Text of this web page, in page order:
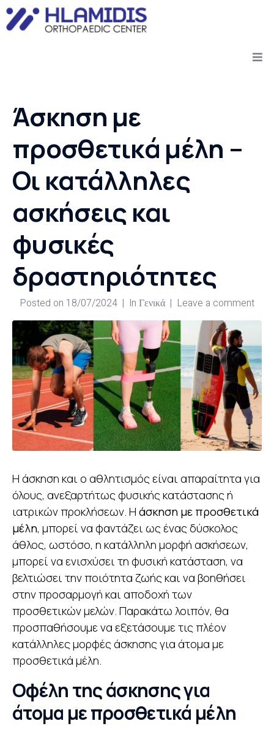
Άσκηση με
προσθετικά μέλη –
Οι κατάλληλες
ασκήσεις και
φυσικές
δραστηριότητες
Posted on 18/07/2024 In Γενικά Leave a comment
Η άσκηση και ο αθλητισμός είναι απαραίτητα για
όλους, ανεξαρτήτως φυσικής κατάστασης ή
ιατρικών προκλήσεων. Η άσκηση με προσθετικά
μέλη, μπορεί να φαντάζει ως ένας δύσκολος
άθλος, ωστόσο, η κατάλληλη μορφή ασκήσεων,
μπορεί να ενισχύσει τη φυσική κατάσταση, να
βελτιώσει την ποιότητα ζωής και να βοηθήσει
στην προσαρμογή και αποδοχή των
προσθετικών μελών. Παρακάτω λοιπόν, θα
προσπαθήσουμε να εξετάσουμε τις πλέον
κατάλληλες μορφές άσκησης για άτομα με
προσθετικά μέλη.
Οφέλη της άσκησης για
άτομα με προσθετικά μέλη